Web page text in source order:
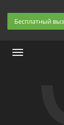
Бесплатный
Меню